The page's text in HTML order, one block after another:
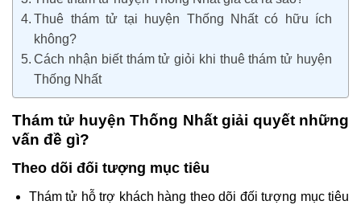
Thuê thám tử tại huyện Thống Nhất có hữu ích
không?
Cách nhận biết thám tử giỏi khi thuê thám tử huyện
Thống Nhất
Thám tử huyện Thống Nhất giải quyết những
vấn đề gì?
Theo dõi đối tượng mục tiêu
Thám tử hỗ trợ khách hàng theo dõi đối tượng mục tiêu